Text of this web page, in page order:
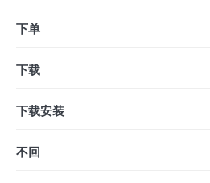
下单
下载
下载安装
不回